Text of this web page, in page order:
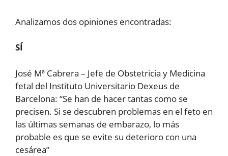
Analizamos dos opiniones encontradas:
SÍ
José Mª Cabrera – Jefe de Obstetricia y Medicina
fetal del Instituto Universitario Dexeus de
Barcelona: “Se han de hacer tantas como se
precisen. Si se descubren problemas en el feto en
las últimas semanas de embarazo, lo más
probable es que se evite su deterioro con una
cesárea”